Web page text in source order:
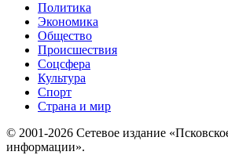
Политика
Экономика
Общество
Происшествия
Соцсфера
Культура
Спорт
Страна и мир
© 2001-2026 Сетевое издание
информации».